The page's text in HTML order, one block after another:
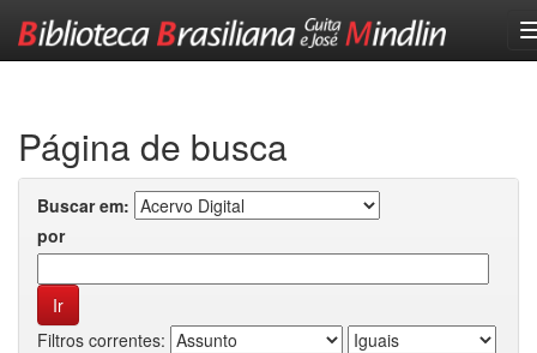
Página de busca
Buscar em:
por
Filtros correntes: